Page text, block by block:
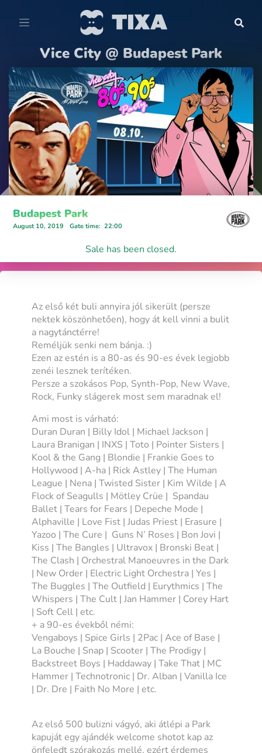
Vice City @ Budapest Park
Budapest Park
August 10, 2019 Gate time: 22:00
Sale has been closed.
Az első két buli annyira jól sikerült (persze
nektek köszönhetően), hogy át kell vinni a bulit
a nagytánctérre!
Reméljük senki nem bánja. :)
Ezen az estén is a 80-as és 90-es évek legjobb
zenéi lesznek terítéken.
Persze a szokásos Pop, Synth-Pop, New Wave,
Rock, Funky slágerek most sem maradnak el!
Ami most is várható:
Duran Duran | Billy Idol | Michael Jackson |
Laura Branigan | INXS | Toto | Pointer Sisters |
Kool & the Gang | Blondie | Frankie Goes to
Hollywood | A-ha | Rick Astley | The Human
League | Nena | Twisted Sister | Kim Wilde | A
Flock of Seagulls | Mötley Crüe | Spandau
Ballet | Tears for Fears | Depeche Mode |
Alphaville | Love Fist | Judas Priest | Erasure |
Yazoo | The Cure | Guns N’ Roses | Bon Jovi |
Kiss | The Bangles | Ultravox | Bronski Beat |
The Clash | Orchestral Manoeuvres in the Dark
| New Order | Electric Light Orchestra | Yes |
The Buggles | The Outfield | Eurythmics | The
Whispers | The Cult | Jan Hammer | Corey Hart
| Soft Cell | etc.
+ a 90-es évekből némi:
Vengaboys | Spice Girls | 2Pac | Ace of Base |
La Bouche | Snap | Scooter | The Prodigy |
Backstreet Boys | Haddaway | Take That | MC
Hammer | Technotronic | Dr. Alban | Vanilla Ice
| Dr. Dre | Faith No More | etc.
Az első 500 bulizni vágyó, aki átlépi a Park
kapuját egy ajándék welcome shotot kap az
önfeledt szórakozás mellé, ezért érdemes